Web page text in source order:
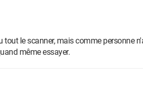
le scanner, mais comme personne
même essayer.